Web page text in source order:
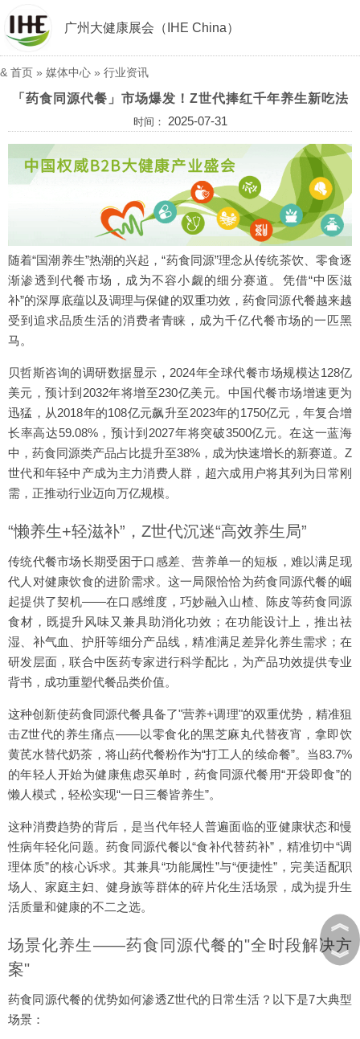
广州大健康展会（IHE China）
& 首页 » 媒体中心 » 行业资讯
「药食同源代餐」市场爆发！Z世代捧红千年养生新吃法
时间： 2025-07-31
随着“国潮养生”热潮的兴起，“药食同源”理念从传统茶饮、零食逐
渐渗透到代餐市场，成为不容小觑的细分赛道。凭借“中医滋
补”的深厚底蕴以及调理与保健的双重功效，药食同源代餐越来越
受到追求品质生活的消费者青睐，成为千亿代餐市场的一匹黑
马。
贝哲斯咨询的调研数据显示，2024年全球代餐市场规模达128亿
美元，预计到2032年将增至230亿美元。中国代餐市场增速更为
迅猛，从2018年的108亿元飙升至2023年的1750亿元，年复合增
长率高达59.08%，预计到2027年将突破3500亿元。在这一蓝海
中，药食同源类产品占比提升至38%，成为快速增长的新赛道。Z
世代和年轻中产成为主力消费人群，超六成用户将其列为日常刚
需，正推动行业迈向万亿规模。
“懒养生+轻滋补”，Z世代沉迷“高效养生局”
传统代餐市场长期受困于口感差、营养单一的短板，难以满足现
代人对健康饮食的进阶需求。这一局限恰恰为药食同源代餐的崛
起提供了契机——在口感维度，巧妙融入山楂、陈皮等药食同源
食材，既提升风味又兼具助消化功效；在功能设计上，推出祛
湿、补气血、护肝等细分产品线，精准满足差异化养生需求；在
研发层面，联合中医药专家进行科学配比，为产品功效提供专业
背书，成功重塑代餐品类价值。
这种创新使药食同源代餐具备了"营养+调理"的双重优势，精准狙
击Z世代的养生痛点——以零食化的黑芝麻丸代替夜宵，拿即饮
黄芪水替代奶茶，将山药代餐粉作为“打工人的续命餐”。当83.7%
的年轻人开始为健康焦虑买单时，药食同源代餐用“开袋即食”的
懒人模式，轻松实现“一日三餐皆养生”。
这种消费趋势的背后，是当代年轻人普遍面临的亚健康状态和慢
性病年轻化问题。药食同源代餐以“食补代替药补”，精准切中“调
理体质”的核心诉求。其兼具“功能属性”与“便捷性”，完美适配职
场人、家庭主妇、健身族等群体的碎片化生活场景，成为提升生
活质量和健康的不二之选。
场景化养生——药食同源代餐的"全时段解决方
案"
药食同源代餐的优势如何渗透Z世代的日常生活？以下是7大典型
场景：
︽
︾